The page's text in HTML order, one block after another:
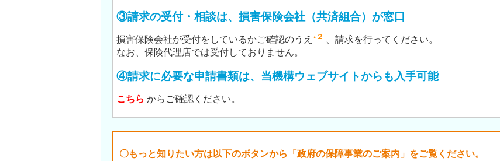
③請求の受付・相談は、損害保険会社（共済組合）が窓口
損害保険会社が受付をしているかご確認のうえ ∗２ 、請求を行ってください。
なお、保険代理店では受付しておりません。
④請求に必要な申請書類は、当機構ウェブサイトからも入手可能
こちら からご確認ください。
〇もっと知りたい方は以下のボタンから「政府の保障事業のご案内」をご覧ください。